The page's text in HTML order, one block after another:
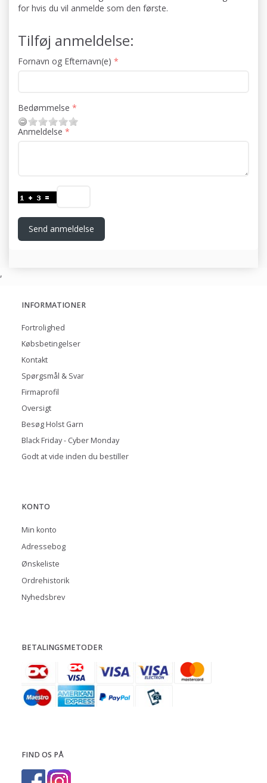
for hvis du vil anmelde som den første.
Tilføj anmeldelse:
Fornavn og Efternavn(e)
Bedømmelse
Anmeldelse
Send anmeldelse
,
INFORMATIONER
Fortrolighed
Købsbetingelser
Kontakt
Spørgsmål & Svar
Firmaprofil
Oversigt
Besøg Holst Garn
Black Friday - Cyber Monday
Godt at vide inden du bestiller
KONTO
Min konto
Adressebog
Ønskeliste
Ordrehistorik
Nyhedsbrev
BETALINGSMETODER
FIND OS PÅ